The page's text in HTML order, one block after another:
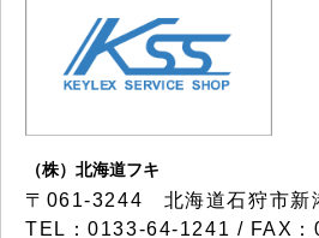
（株）北海道フキ
〒061-3244 北海道石狩市新
TEL：0133-64-1241 / FAX